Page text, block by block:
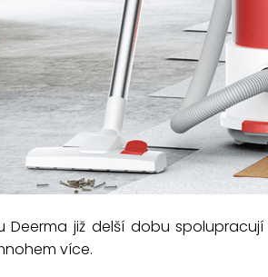
Deerma již delší dobu
více.